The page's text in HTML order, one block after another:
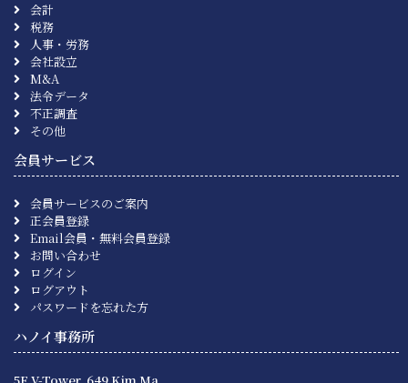
会計
税務
人事・労務
会社設立
M&A
法令データ
不正調査
その他
会員サービス
会員サービスのご案内
正会員登録
Email会員・無料会員登録
お問い合わせ
ログイン
ログアウト
パスワードを忘れた方
ハノイ事務所